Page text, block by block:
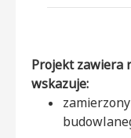
Projekt zawiera
wskazuje: